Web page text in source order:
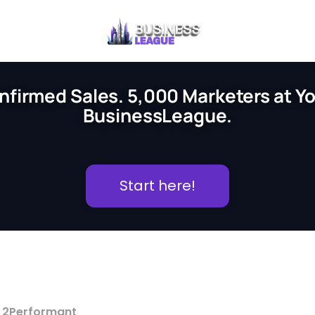
Sales. 5,000 Marketers at
BusinessLeague.
Start here!